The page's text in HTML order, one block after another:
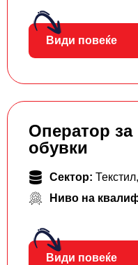
Види повеќе
Оператор
обувки
Сектор:
Ниво на
Види повеќе